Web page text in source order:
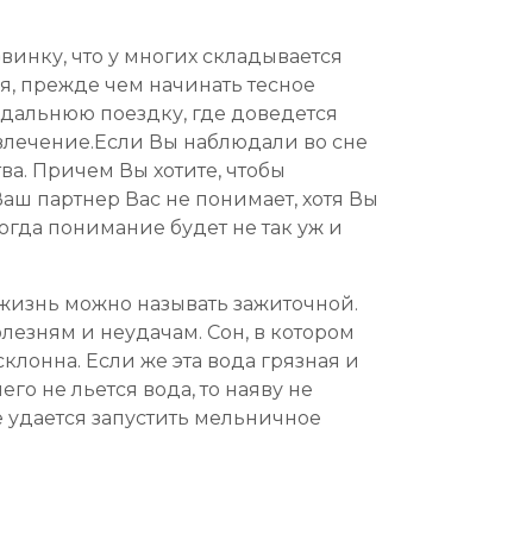
что у многих складывается
прежде чем начинать тесное
поездку, где доведется
Вы наблюдали во сне
Причем Вы хотите, чтобы
партнер Вас не понимает, хотя Вы
понимание будет не так уж и
можно называть зажиточной.
и неудачам. Сон, в котором
Если же эта вода грязная и
не льется вода, то наяву не
запустить мельничное